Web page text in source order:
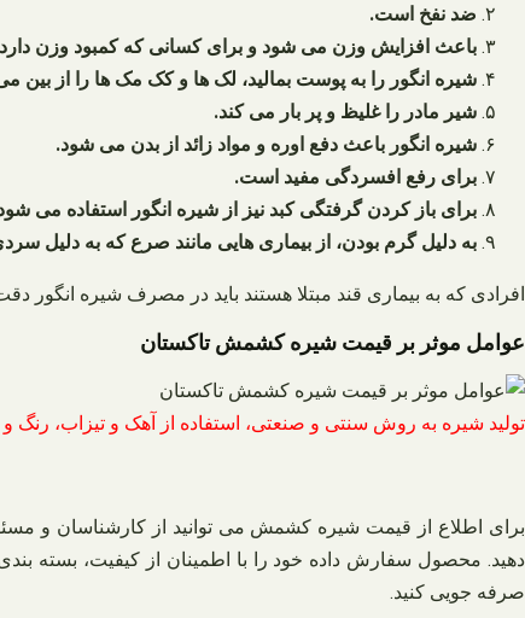
ضد نفخ است.
باعث افزایش وزن می شود و برای کسانی که کمبود وزن
شیره انگور را به پوست بمالید، لک ها و کک مک ها را از
شیر مادر را غلیظ و پر بار می کند.
شیره انگور باعث دفع اوره و مواد زائد از بدن می شود.
برای رفع افسردگی مفید است.
برای باز کردن گرفتگی کبد نیز از شیره انگور استفاده می
به دلیل گرم بودن، از بیماری هایی مانند صرع که به دلیل
افرادی که به بیماری قند مبتلا هستند باید در مصرف شیره
عوامل موثر بر قیمت شیره کشمش تاکستان
تولید شیره به روش سنتی و صنعتی، استفاده از آهک و تیزاب،
برای اطلاع از قیمت شیره کشمش می توانید از کارشناسان و
دهید. محصول سفارش داده خود را با اطمینان از کیفیت، بسته
صرفه جویی کنید.